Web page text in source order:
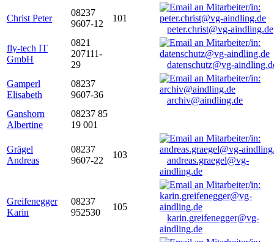
Christ Peter
08237
9607-12
101
peter.christ@vg-aindling.de
fly-tech IT
GmbH
0821
207111-
29
datenschutz@vg-
Gamperl
Elisabeth
08237
9607-36
archiv@aindling.de
Ganshorn
Albertine
08237 85
19 001
Grägel
Andreas
08237
9607-22
103
andreas.graegel@vg-
aindling.de
Greifenegger
Karin
08237
952530
105
karin.greifenegger@vg-
aindling.de